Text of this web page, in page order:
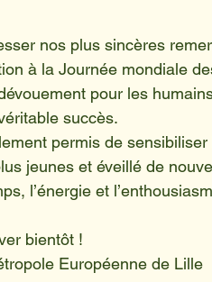
nos plus sincères
à la Journée mondiale
pour les
succès.
permis de
jeunes et éveillé de
l’énergie et
bientôt !
Européenne de Lille